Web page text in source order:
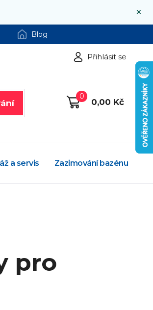
×
Blog
Přihlásit se
0
0,00 Kč
a servis Zazimování bazénu
pro